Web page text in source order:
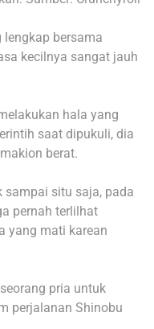
bersama
kecilnya sangat jauh
hala yang
saat dipukuli, dia
berat.
sampai situ saja, pada
pernah terlilhat
yang mati karean
pria untuk
perjalanan Shinobu